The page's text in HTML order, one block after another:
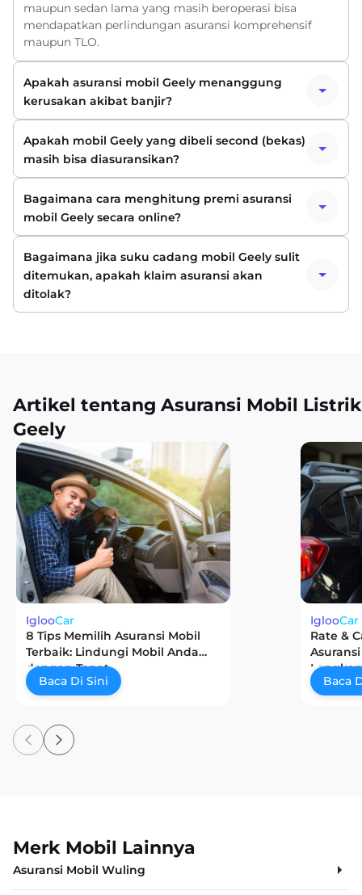
maupun sedan lama yang masih beroperasi bisa
mendapatkan perlindungan asuransi komprehensif
maupun TLO.
Apakah asuransi mobil Geely menanggung
kerusakan akibat banjir?
Apakah mobil Geely yang dibeli second (bekas)
masih bisa diasuransikan?
Bagaimana cara menghitung premi asuransi
mobil Geely secara online?
Bagaimana jika suku cadang mobil Geely sulit
ditemukan, apakah klaim asuransi akan
ditolak?
Artikel tentang Asuransi Mobil Listrik
Geely
IglooCar
8 Tips Memilih Asuransi Mobil
Terbaik: Lindungi Mobil Anda
dengan Tepat
Baca Di Sini
IglooCar
Rate &
Baca
Merk Mobil Lainnya
Asuransi Mobil Wuling